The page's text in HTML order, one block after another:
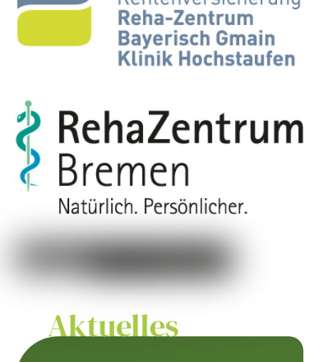
Aktuelles